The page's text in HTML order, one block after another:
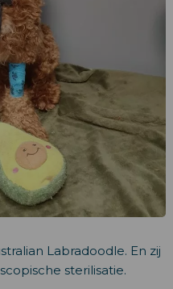
Labradoodle. En zij
sterilisatie.